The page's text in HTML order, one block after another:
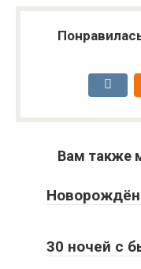
Вам также
30 ночей с